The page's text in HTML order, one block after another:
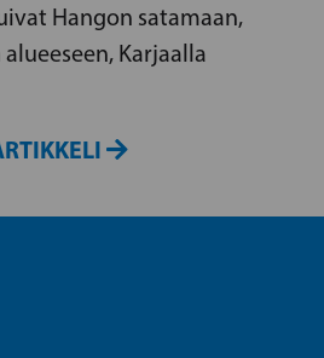
Hangon satamaan,
Karjaalla